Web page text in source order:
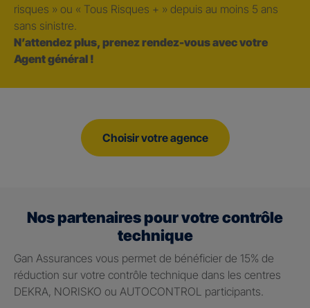
risques » ou « Tous Risques + » depuis au moins 5 ans
sans sinistre.
N’attendez plus, prenez rendez-vous avec votre
Agent général !
Choisir votre agence
Nos partenaires pour votre contrôle
technique
Gan Assurances vous permet de bénéficier de 15% de
réduction sur votre contrôle technique dans les centres
DEKRA, NORISKO ou AUTOCONTROL participants.